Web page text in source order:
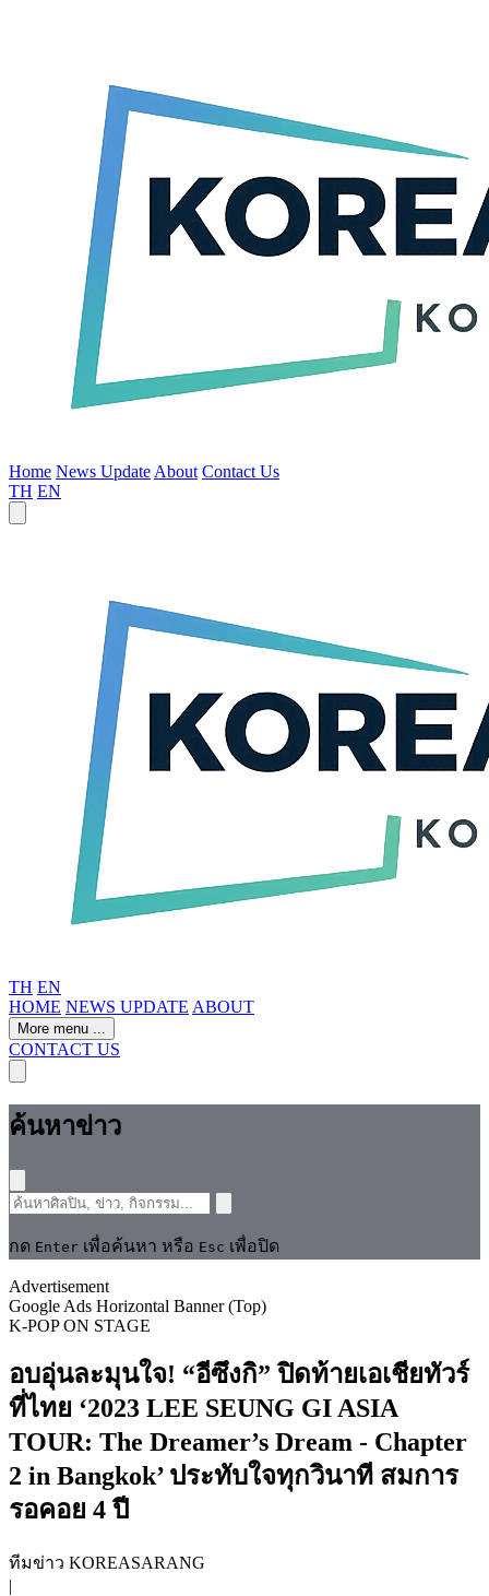
Home News Update About Contact Us
TH EN
TH EN
HOME NEWS UPDATE ABOUT
More menu ...
CONTACT US
ค้นหาข่าว
กด Enter เพื่อค้นหา หรือ Esc เพื่อปิด
Advertisement
Google Ads Horizontal Banner (Top)
K-POPON STAGE
อบอุ่นละมุนใจ! “อีซึงกิ” ปิดท้ายเอเชียทัวร์
ที่ไทย ‘2023 LEE SEUNG GI ASIA
TOUR: The Dreamer’s Dream - Chapter
2 in Bangkok’ ประทับใจทุกวินาที สมการ
รอคอย 4 ปี
ทีมข่าว KOREASARANG
|